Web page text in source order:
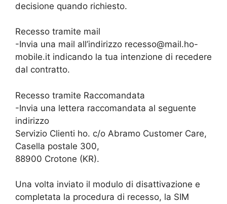
decisione quando richiesto.
Recesso tramite mail
-Invia una mail all’indirizzo recesso@mail.ho-
mobile.it indicando la tua intenzione di recedere
dal contratto.
Recesso tramite Raccomandata
-Invia una lettera raccomandata al seguente
indirizzo
Servizio Clienti ho. c/o Abramo Customer Care,
Casella postale 300,
88900 Crotone (KR).
Una volta inviato il modulo di disattivazione e
completata la procedura di recesso, la SIM